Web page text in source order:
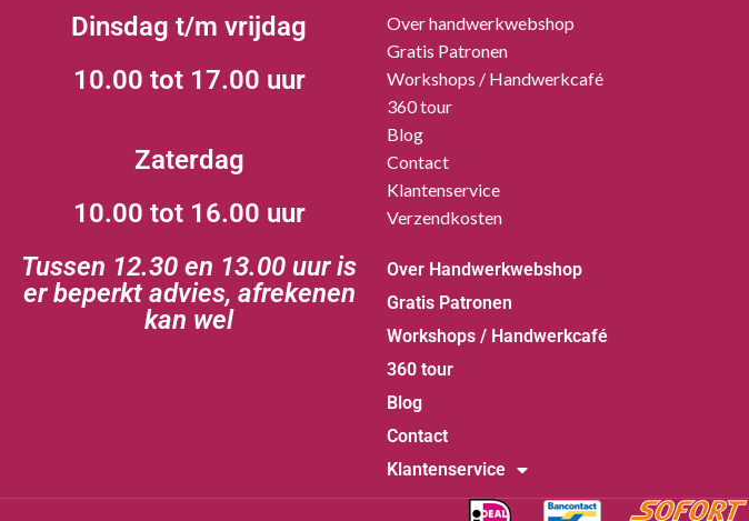
Dinsdag t/m vrijdag
10.00 tot 17.00 uur
Zaterdag
10.00 tot 16.00 uur
Tussen 12.30 en 13.00 uur is
er beperkt advies, afrekenen
kan wel
Over handwerkwebshop
Gratis Patronen
Workshops / Handwerkcafé
360 tour
Blog
Contact
Klantenservice
Verzendkosten
Over Handwerkwebshop
Gratis Patronen
Workshops / Handwerkcafé
360 tour
Blog
Contact
Klantenservice